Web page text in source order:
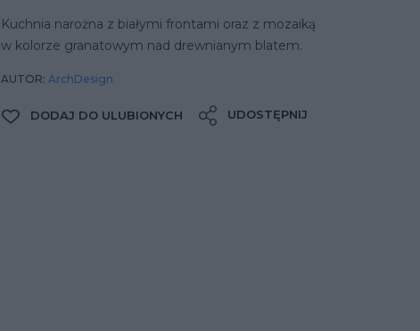
Kuchnia narożna z białymi frontami oraz z mozaiką
w kolorze granatowym nad drewnianym blatem.
AUTOR: ArchDesign
DODAJ DO ULUBIONYCH UDOSTĘPNIJ